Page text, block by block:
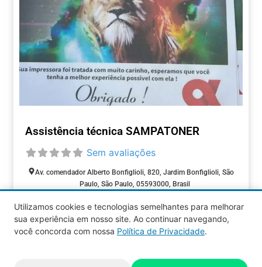
Assistência técnica SAMPATONER
Sem avaliações
Av. comendador Alberto Bonfiglioli, 820, Jardim Bonfiglioli, São
Paulo, São Paulo, 05593000, Brasil
ASSISTÊNCIA
TÉCNICA
Aberto agora:
Utilizamos cookies e tecnologias semelhantes para melhorar
sua experiência em nosso site. Ao continuar navegando,
você concorda com nossa Política de Privacidade.